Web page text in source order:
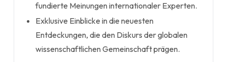
fundierte Meinungen internationaler Experten.
Exklusive Einblicke in die neuesten
Entdeckungen, die den Diskurs der globalen
wissenschaftlichen Gemeinschaft prägen.